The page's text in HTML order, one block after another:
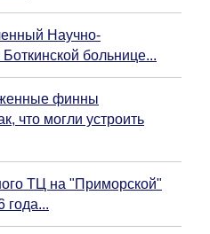
Научно-
больнице...
финны
что могли устроить
ТЦ на "Приморской"
года...